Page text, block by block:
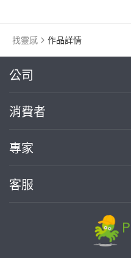
找靈感 作品詳情
公司
關於我們
部落格
加入我們
消費者
買服務
熱門服務
專家
案件中心
客服
繼續完成